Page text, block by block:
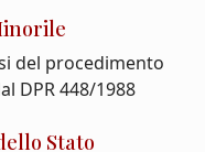
del procedimento
DPR 448/1988
Stato